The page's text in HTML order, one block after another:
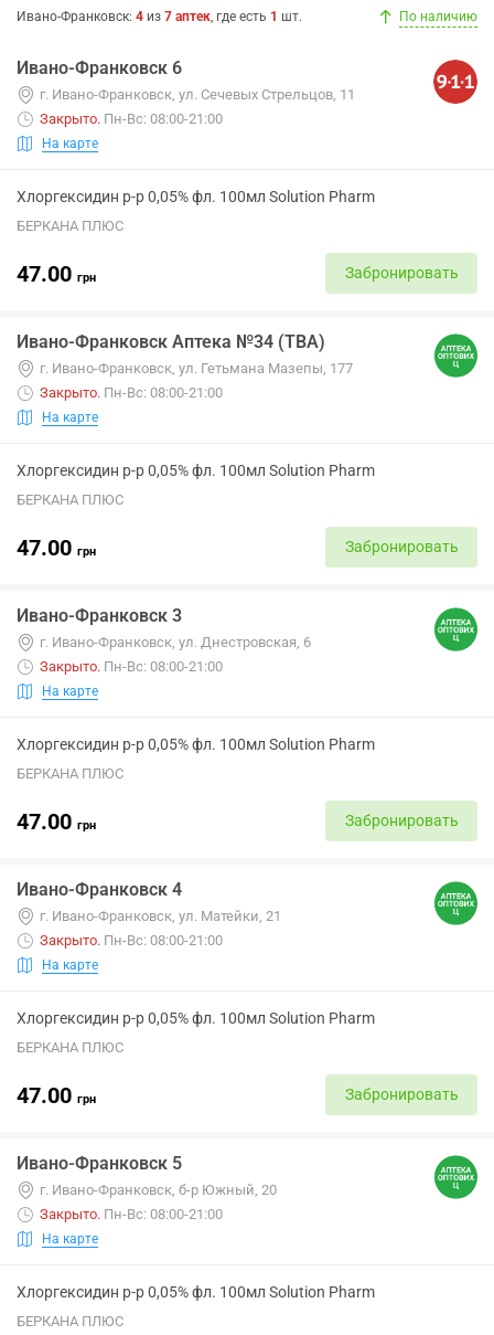
Ивано-Франковск: 4 из 7 аптек, где есть 1 шт. По наличию
Ивано-Франковск 6
г. Ивано-Франковск, ул. Сечевых Стрельцов, 11
Закрыто. Пн-Вс: 08:00-21:00
На карте
Хлоргексидин р-р 0,05% фл. 100мл Solution Pharm
БЕРКАНА ПЛЮС
47.00 грн Забронировать
Ивано-Франковск Аптека №34 (ТВА)
г. Ивано-Франковск, ул. Гетьмана Мазепы, 177
Закрыто. Пн-Вс: 08:00-21:00
На карте
Хлоргексидин р-р 0,05% фл. 100мл Solution Pharm
БЕРКАНА ПЛЮС
47.00 грн Забронировать
Ивано-Франковск 3
г. Ивано-Франковск, ул. Днестровская, 6
Закрыто. Пн-Вс: 08:00-21:00
На карте
Хлоргексидин р-р 0,05% фл. 100мл Solution Pharm
БЕРКАНА ПЛЮС
47.00 грн Забронировать
Ивано-Франковск 4
г. Ивано-Франковск, ул. Матейки, 21
Закрыто. Пн-Вс: 08:00-21:00
На карте
Хлоргексидин р-р 0,05% фл. 100мл Solution Pharm
БЕРКАНА ПЛЮС
47.00 грн Забронировать
Ивано-Франковск 5
г. Ивано-Франковск, б-р Южный, 20
Закрыто. Пн-Вс: 08:00-21:00
На карте
Хлоргексидин р-р 0,05% фл. 100мл Solution Pharm
БЕРКАНА ПЛЮС